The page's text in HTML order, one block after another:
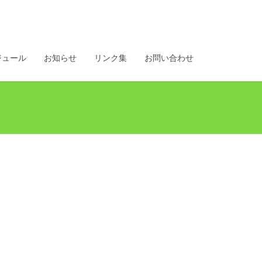
ュール お知らせ リンク集 お問い合わせ